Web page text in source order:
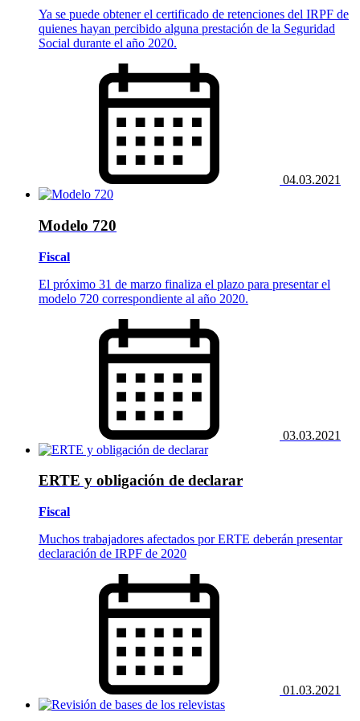
Ya se puede obtener el certificado de retenciones del IRPF de
quienes hayan percibido alguna prestación de la Seguridad
Social durante el año 2020.
04.03.2021
Modelo 720
Fiscal
El próximo 31 de marzo finaliza el plazo para presentar el
modelo 720 correspondiente al año 2020.
03.03.2021
ERTE y obligación de declarar
Fiscal
Muchos trabajadores afectados por ERTE deberán presentar
declaración de IRPF de 2020
01.03.2021